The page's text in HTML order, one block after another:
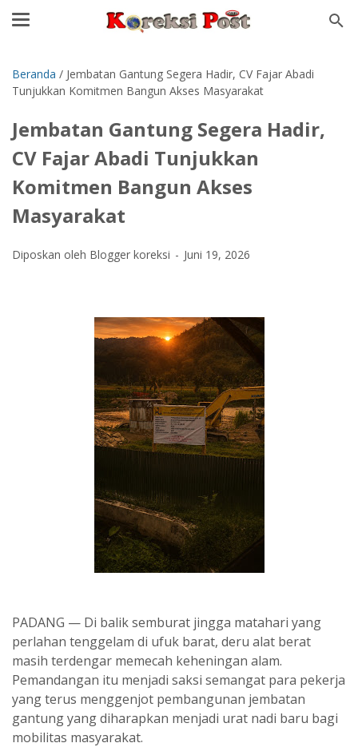
Beranda / Jembatan Gantung Segera Hadir, CV Fajar Abadi
Tunjukkan Komitmen Bangun Akses Masyarakat
Jembatan Gantung Segera Hadir,
CV Fajar Abadi Tunjukkan
Komitmen Bangun Akses
Masyarakat
Diposkan oleh Blogger koreksi Juni 19, 2026
PADANG — Di balik semburat jingga matahari yang
perlahan tenggelam di ufuk barat, deru alat berat
masih terdengar memecah keheningan alam.
Pemandangan itu menjadi saksi semangat para pekerja
yang terus menggenjot pembangunan jembatan
gantung yang diharapkan menjadi urat nadi baru bagi
mobilitas masyarakat.